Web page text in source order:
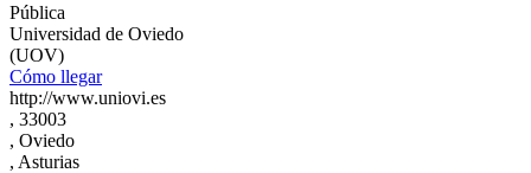
Pública
Universidad de Oviedo
(UOV)
Cómo llegar
http://www.uniovi.es
, 33003
, Oviedo
, Asturias